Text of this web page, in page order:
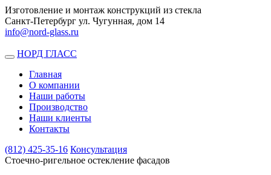
Изготовление и монтаж конструкций из стекла
Санкт-Петербург ул. Чугунная, дом 14
info@nord-glass.ru
Toggle
navigation
НОРД ГЛАСС
Главная
О компании
Наши работы
Производство
Наши клиенты
Контакты
(812) 425-35-16 Консультация
Стоечно-ригельное остекление фасадов